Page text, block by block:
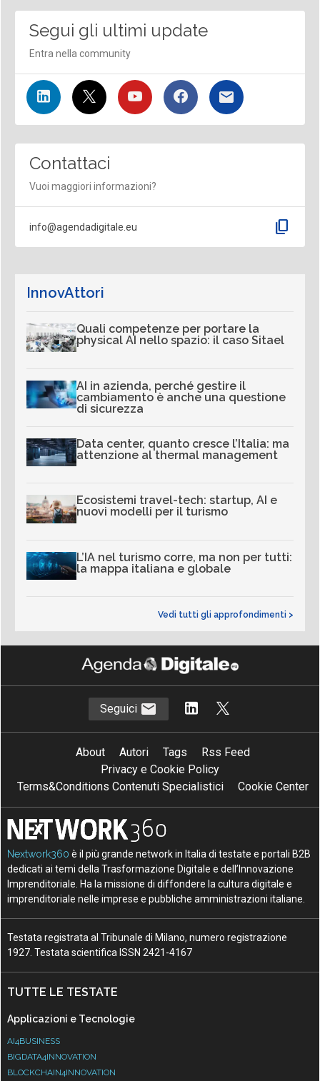
Segui gli ultimi update
Entra nella community
Contattaci
Vuoi maggiori informazioni?
info@agendadigitale.eu content_copy
InnovAttori
Quali competenze per portare la
physical AI nello spazio: il caso Sitael
AI in azienda, perché gestire il
cambiamento è anche una questione
di sicurezza
Data center, quanto cresce l’Italia: ma
attenzione al thermal management
Ecosistemi travel-tech: startup, AI e
nuovi modelli per il turismo
L’IA nel turismo corre, ma non per tutti:
la mappa italiana e globale
Vedi tutti gli approfondimenti >
Seguici
About Autori Tags
Rss Feed
Privacy e Cookie Policy
Terms&Conditions Contenuti Specialistici
Cookie Center
Nextwork360 è il più grande network in Italia di testate e portali B2B
dedicati ai temi della Trasformazione Digitale e dell’Innovazione
Imprenditoriale. Ha la missione di diffondere la cultura digitale e
imprenditoriale nelle imprese e pubbliche amministrazioni italiane.
Testata registrata al Tribunale di Milano, numero registrazione
1927. Testata scientifica ISSN 2421-4167
TUTTE LE TESTATE
Applicazioni e Tecnologie
AI4BUSINESS
BIGDATA4INNOVATION
BLOCKCHAIN4INNOVATION